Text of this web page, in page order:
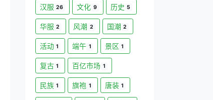
汉服 26 文化 9 历史 5
华服 2 风潮 2 国潮 2
活动 1 端午 1 景区 1
复古 1 百亿市场 1
民族 1 旗袍 1 唐装 1